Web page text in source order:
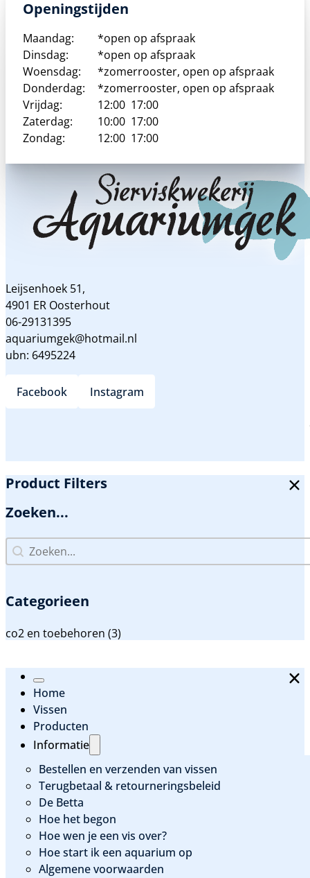
Leijsenhoek 51,
4901 ER Oosterhout
06-29131395
aquariumgek@hotmail.nl
ubn: 6495224
Facebook Instagram
Openingstijden
Maandag:
*open op afspraak
Dinsdag:
*open op afspraak
Woensdag:
*zomerrooster, open op afspraak
Donderdag:
*zomerrooster, open op afspraak
Vrijdag:
12:00 17:00
Zaterdag:
10:00 17:00
Zondag:
12:00 17:00
Product Filters
Zoeken...
Zoeken...
Zoeken...
Categorieen
Categorieen
co2 en toebehoren (3)
Home
Vissen
Producten
Informatie
Bestellen en verzenden van vissen
Terugbetaal & retourneringsbeleid
De Betta
Hoe het begon
Hoe wen je een vis over?
Hoe start ik een aquarium op
Algemene voorwaarden